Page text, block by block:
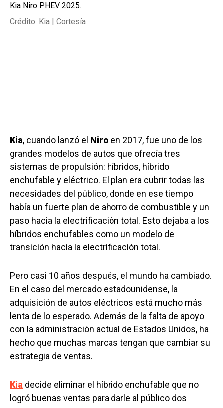
Kia Niro PHEV 2025.
Crédito: Kia | Cortesía
Kia, cuando lanzó el Niro en 2017, fue uno de los
grandes modelos de autos que ofrecía tres
sistemas de propulsión: híbridos, híbrido
enchufable y eléctrico. El plan era cubrir todas las
necesidades del público, donde en ese tiempo
había un fuerte plan de ahorro de combustible y un
paso hacia la electrificación total. Esto dejaba a los
híbridos enchufables como un modelo de
transición hacia la electrificación total.
Pero casi 10 años después, el mundo ha cambiado.
En el caso del mercado estadounidense, la
adquisición de autos eléctricos está mucho más
lenta de lo esperado. Además de la falta de apoyo
con la administración actual de Estados Unidos, ha
hecho que muchas marcas tengan que cambiar su
estrategia de ventas.
Kia decide eliminar el híbrido enchufable que no
logró buenas ventas para darle al público dos